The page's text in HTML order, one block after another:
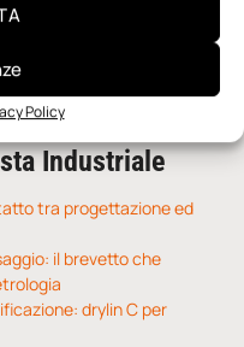
Policy
Industriale
tra progettazione ed
il brevetto che
drylin C per